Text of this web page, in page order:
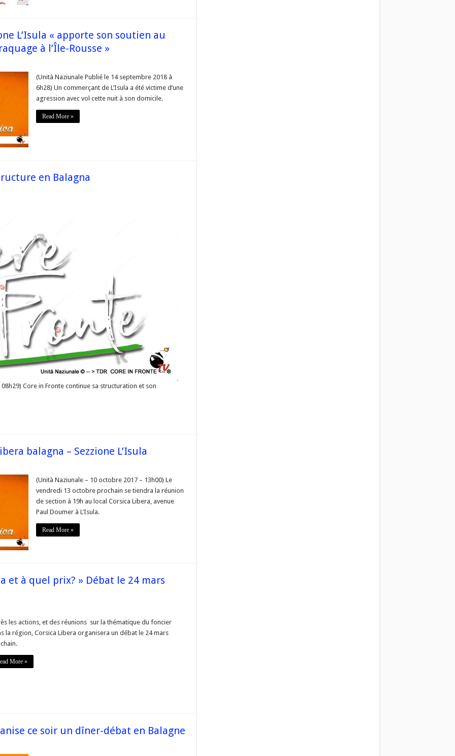
L’Isula « apporte son soutien au
à l’Île-Rousse »
sur
Corsica
commerçant
victime
d’un
braquage
(Unità Naziunale Publié le 14 septembre 2018 à
6h28) Un commerçant de L’Isula a été victime d’une
agression avec vol cette nuit à son domicile.
Read More »
en Balagna
Core in Fronte continue sa structuration et son
balagna – Sezzione L’Isula
(Unità Naziunale – 10 octobre 2017 – 13h00) Le
vendredi 13 octobre prochain se tiendra la réunion
de section à 19h au local Corsica Libera, avenue
Paul Doumer à L’Isula.
Read More »
et à quel prix? » Débat le 24 mars
les actions, et des réunions sur la thématique du foncier
la région, Corsica Libera organisera un débat le 24 mars
More »
ce soir un dîner-débat en Balagne